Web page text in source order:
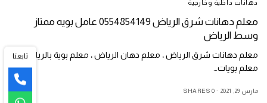
دهانات داخلية وخارجية
معلم دهانات شرق الرياض 0554854149 عامل بويه ممتاز
وسط الرياض
معلم دهانات شرق الرياض ، معلم دهان الرياض ، معلم بوية بالرياض ،
معلم بويات…
مارس 29, 2021 0 SHARES
تابعنا